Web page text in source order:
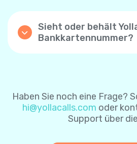
nach erfolgreicher
Mit dieser Einstellung
Guthaben automatisch
das Guthaben unter $1
ändern.
Sie können die Funktion
aufladen“ jederzeit
Sieht oder behält
Bankkartennummer?
Zahlungssystem
Karteninformationen für
Zahlungen zu speichern.
Haben Sie noch eine Frage?
hi@yollacalls.com oder
Support über